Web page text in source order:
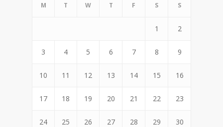
M T W T F S S
1 2
3 4 5 6 7 8 9
10 11 12 13 14 15 16
17 18 19 20 21 22 23
24 25 26 27 28 29 30